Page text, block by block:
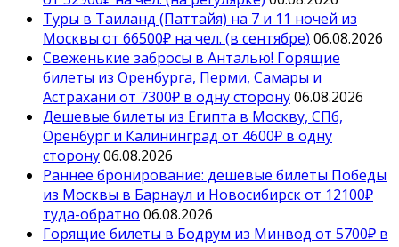
Туры в Таиланд (Паттайя) на 7 и 11 ночей из
Москвы от 66500₽ на чел. (в сентябре) 06.08.2026
Свеженькие забросы в Анталью! Горящие
билеты из Оренбурга, Перми, Самары и
Астрахани от 7300₽ в одну сторону06.08.2026
Дешевые билеты из Египта в Москву, СПб,
Оренбург и Калининград от 4600₽ в одну
сторону06.08.2026
Раннее бронирование: дешевые билеты Победы
из Москвы в Барнаул и Новосибирск от 12100₽
туда-обратно 06.08.2026
Горящие билеты в Бодрум из Минвод от 5700₽ в